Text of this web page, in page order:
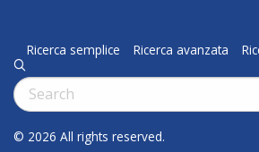
Ricerca semplice Ricerca avanzata
q
Cerca:
© 2026 All rights reserved.